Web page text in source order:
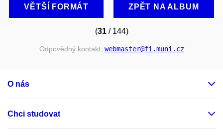
VĚTŠÍ FORMÁT ZPĚT NA ALBUM
(31/ 144)
Odpovědný kontakt: webmaster@fi.muni.cz
O nás
Chci studovat